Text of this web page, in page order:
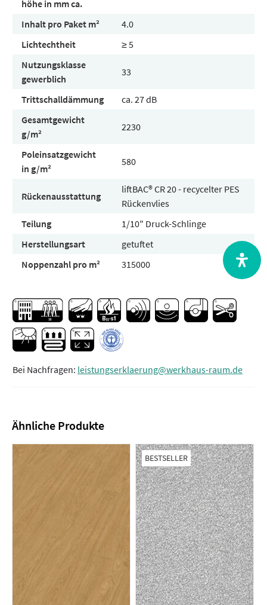
höhe in mm ca.
Inhalt pro Paket m²
4.0
Lichtechtheit
≥ 5
Nutzungsklasse
gewerblich
33
Trittschalldämmung
ca. 27 dB
Gesamtgewicht
g/m²
2230
Poleinsatzgewicht
in g/m²
580
Rückenausstattung
liftBAC® CR 20 - recycelter PES
Rückenvlies
Teilung
1/10" Druck-Schlinge
Herstellungsart
getuftet
Noppenzahl pro m²
315000
Bei Nachfragen: leistungserklaerung@werkhaus-raum.de
Ähnliche Produkte
BESTSELLER